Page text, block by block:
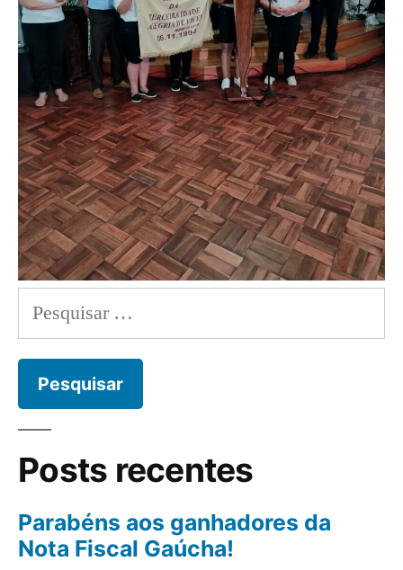
Posts recentes
Parabéns aos ganhadores da
Nota Fiscal Gaúcha!